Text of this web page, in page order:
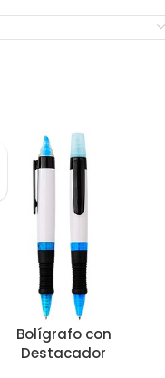
Bolígrafo con
Destacador